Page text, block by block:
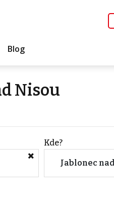
Blog
Nisou
Kde?